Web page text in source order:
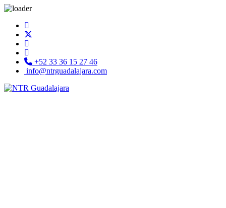
+52 33 36 15 27 46
info@ntrguadalajara.com